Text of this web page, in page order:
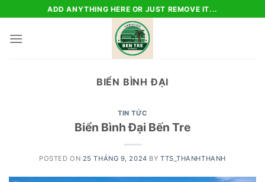
to
content
ADD ANYTHING HERE OR JUST REMOVE IT...
BIỂN BÌNH ĐẠI
TIN TỨC
Biển Bình Đại Bến Tre
POSTED ON 25 THÁNG 9, 2024 BY TTS_THANHTHANH